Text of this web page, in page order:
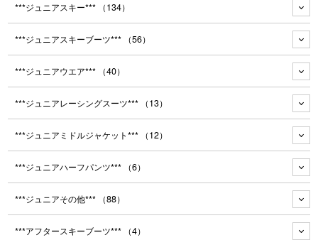
***ジュニアスキー*** （134）
***ジュニアスキーブーツ*** （56）
***ジュニアウエア*** （40）
***ジュニアレーシングスーツ*** （13）
***ジュニアミドルジャケット*** （12）
***ジュニアハーフパンツ*** （6）
***ジュニアその他*** （88）
***アフタースキーブーツ*** （4）